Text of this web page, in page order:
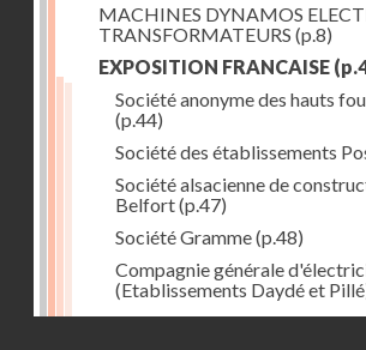
MACHINES DYNAMOS
TRANSFORMATEURS (p.8)
EXPOSITION FRANCAISE
Société anonyme des hauts
(p.44)
Société des établissements
Société alsacienne de
Belfort(p.47)
Société Gramme(p.48)
Compagnie générale
(Etablissements Daydé et
Compagnie générale de Nancy